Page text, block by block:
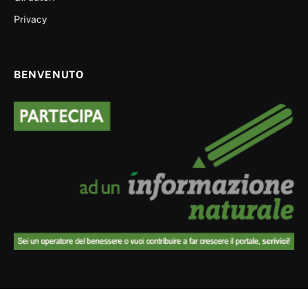
Privacy
BENVENUTO